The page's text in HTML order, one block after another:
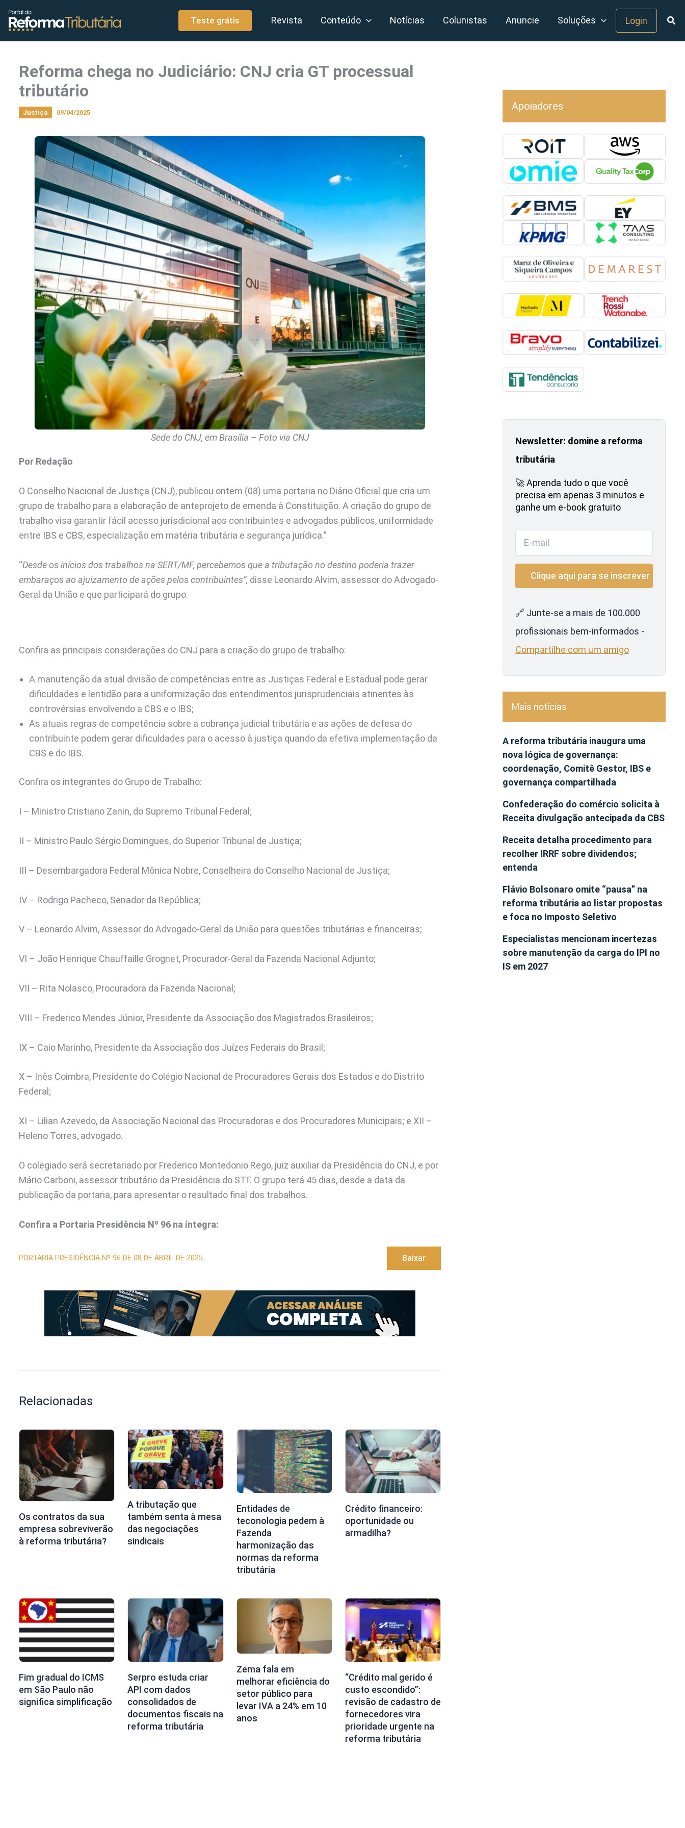
conteúdo
Teste grátis Revista Conteúdo Notícias Colunistas Anuncie Soluções Login
Reforma chega no Judiciário: CNJ cria GT processual
tributário
Justiça 09/04/2025
Sede do CNJ, em Brasília – Foto via CNJ
Por Redação
O Conselho Nacional de Justiça (CNJ), publicou ontem (08) uma portaria no Diário Oficial que cria um
grupo de trabalho para a elaboração de anteprojeto de emenda à Constituição. A criação do grupo de
trabalho visa garantir fácil acesso jurisdicional aos contribuintes e advogados públicos, uniformidade
entre IBS e CBS, especialização em matéria tributária e segurança jurídica.”
“Desde os inícios dos trabalhos na SERT/MF, percebemos que a tributação no destino poderia trazer
embaraços ao ajuizamento de ações pelos contribuintes”, disse Leonardo Alvim, assessor do Advogado-
Geral da União e que participará do grupo.
Confira as principais considerações do CNJ para a criação do grupo de trabalho:
A manutenção da atual divisão de competências entre as Justiças Federal e Estadual pode gerar
dificuldades e lentidão para a uniformização dos entendimentos jurisprudenciais atinentes às
controvérsias envolvendo a CBS e o IBS;
As atuais regras de competência sobre a cobrança judicial tributária e as ações de defesa do
contribuinte podem gerar dificuldades para o acesso à justiça quando da efetiva implementação da
CBS e do IBS.
Confira os integrantes do Grupo de Trabalho:
I – Ministro Cristiano Zanin, do Supremo Tribunal Federal;
II – Ministro Paulo Sérgio Domingues, do Superior Tribunal de Justiça;
III – Desembargadora Federal Mônica Nobre, Conselheira do Conselho Nacional de Justiça;
IV – Rodrigo Pacheco, Senador da República;
V – Leonardo Alvim, Assessor do Advogado-Geral da União para questões tributárias e financeiras;
VI – João Henrique Chauffaille Grognet, Procurador-Geral da Fazenda Nacional Adjunto;
VII – Rita Nolasco, Procuradora da Fazenda Nacional;
VIII – Frederico Mendes Júnior, Presidente da Associação dos Magistrados Brasileiros;
IX – Caio Marinho, Presidente da Associação dos Juízes Federais do Brasil;
X – Inês Coimbra, Presidente do Colégio Nacional de Procuradores Gerais dos Estados e do Distrito
Federal;
XI – Lilian Azevedo, da Associação Nacional das Procuradoras e dos Procuradores Municipais; e XII –
Heleno Torres, advogado.
O colegiado será secretariado por Frederico Montedonio Rego, juiz auxiliar da Presidência do CNJ, e por
Mário Carboni, assessor tributário da Presidência do STF. O grupo terá 45 dias, desde a data da
publicação da portaria, para apresentar o resultado final dos trabalhos.
Confira a Portaria Presidência Nº 96 na íntegra:
PORTARIA PRESIDÊNCIA Nº 96 DE 08 DE ABRIL DE 2025. Baixar
Relacionadas
Os contratos da sua
empresa sobreviverão
à reforma tributária?
A tributação que
também senta à mesa
das negociações
sindicais
Entidades de
teconologia pedem à
Fazenda
harmonização das
normas da reforma
tributária
Crédito financeiro:
oportunidade ou
armadilha?
Fim gradual do ICMS
em São Paulo não
significa simplificação
Serpro estuda criar
API com dados
consolidados de
documentos fiscais na
reforma tributária
Zema fala em
melhorar eficiência do
setor público para
levar IVA a 24% em 10
anos
“Crédito mal gerido é
custo escondido”:
revisão de cadastro de
fornecedores vira
prioridade urgente na
reforma tributária
Apoiadores
Newsletter: domine a reforma
tributária
🚀 Aprenda tudo o que você
precisa em apenas 3 minutos e
ganhe um e-book gratuito
🔗 Junte-se a mais de 100.000
profissionais bem-informados -
Compartilhe com um amigo
Mais notícias
A reforma tributária inaugura uma
nova lógica de governança:
coordenação, Comitê Gestor, IBS e
governança compartilhada
Confederação do comércio solicita à
Receita divulgação antecipada da CBS
Receita detalha procedimento para
recolher IRRF sobre dividendos;
entenda
Flávio Bolsonaro omite “pausa” na
reforma tributária ao listar propostas
e foca no Imposto Seletivo
Especialistas mencionam incertezas
sobre manutenção da carga do IPI no
IS em 2027